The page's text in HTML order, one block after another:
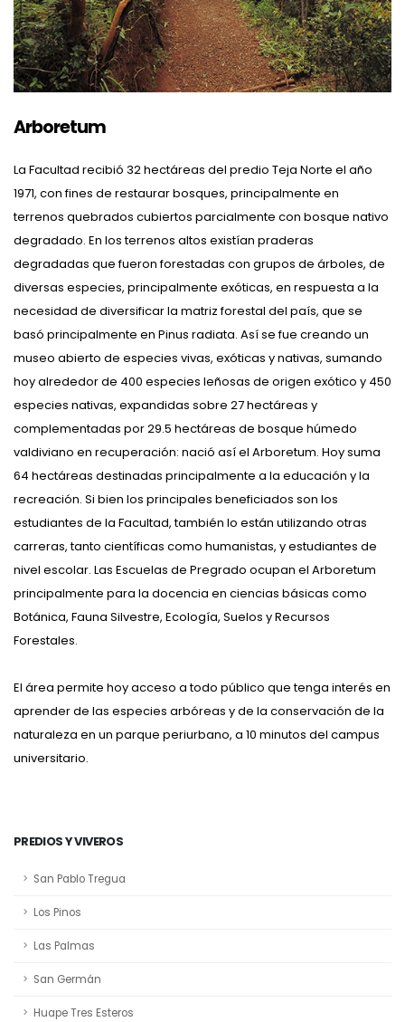
Arboretum
La Facultad recibió 32 hectáreas del predio Teja Norte el año
1971, con fines de restaurar bosques, principalmente en
terrenos quebrados cubiertos parcialmente con bosque nativo
degradado. En los terrenos altos existían praderas
degradadas que fueron forestadas con grupos de árboles, de
diversas especies, principalmente exóticas, en respuesta a la
necesidad de diversificar la matriz forestal del país, que se
basó principalmente en Pinus radiata. Así se fue creando un
museo abierto de especies vivas, exóticas y nativas, sumando
hoy alrededor de 400 especies leñosas de origen exótico y 450
especies nativas, expandidas sobre 27 hectáreas y
complementadas por 29.5 hectáreas de bosque húmedo
valdiviano en recuperación: nació así el Arboretum. Hoy suma
64 hectáreas destinadas principalmente a la educación y la
recreación. Si bien los principales beneficiados son los
estudiantes de la Facultad, también lo están utilizando otras
carreras, tanto científicas como humanistas, y estudiantes de
nivel escolar. Las Escuelas de Pregrado ocupan el Arboretum
principalmente para la docencia en ciencias básicas como
Botánica, Fauna Silvestre, Ecología, Suelos y Recursos
Forestales.
El área permite hoy acceso a todo público que tenga interés en
aprender de las especies arbóreas y de la conservación de la
naturaleza en un parque periurbano, a 10 minutos del campus
universitario.
PREDIOS Y VIVEROS
San Pablo Tregua
Los Pinos
Las Palmas
San Germán
Huape Tres Esteros